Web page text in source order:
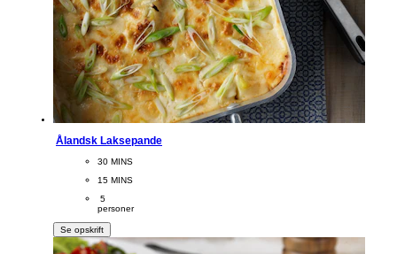
Ålandsk Laksepande
CookingTime
30 MINS
PreparationTime
15 MINS
Servings
5
personer
Se opskrift